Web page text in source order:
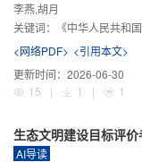
李燕,胡月
关键词：
《中华人民共和国企业破
<网络PDF> <引用本文>
更新时间： 2026-06-30
15
| 1 | 1
生态文明建设目标评
AI导读